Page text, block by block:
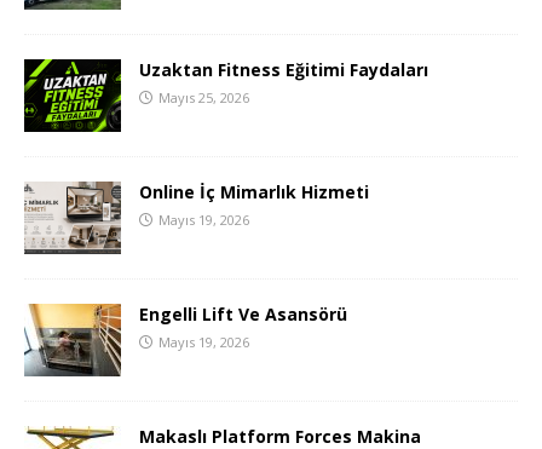
Uzaktan Fitness Eğitimi Faydaları
Mayıs 25, 2026
Online İç Mimarlık Hizmeti
Mayıs 19, 2026
Engelli Lift Ve Asansörü
Mayıs 19, 2026
Makaslı Platform Forces Makina